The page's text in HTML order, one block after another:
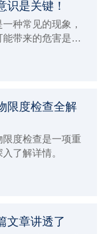
识是关键！
种常见的现象，
带来的危害是不
的重要性不仅关
限度检查全解
度检查是一项重
了解详情。
文章讲透了